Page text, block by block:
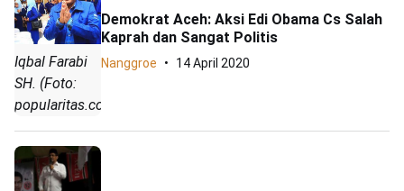
Iqbal Farabi
SH. (Foto:
popularitas.com)
Demokrat Aceh: Aksi Edi Obama Cs Salah
Kaprah dan Sangat Politis
Nanggroe 14 April 2020